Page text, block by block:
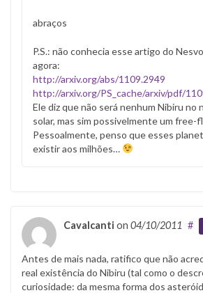
abraços
P.S.: não conhecia esse artigo do
agora:
http://arxiv.org/abs/1109.2949
http://arxiv.org/PS_cache/arxiv/pdf/
Ele diz que não será nenhum Nibiru no
solar, mas sim possivelmente um
Pessoalmente, penso que esses
existir aos milhões…
Cavalcanti on 04/10/2011 #
Antes de mais nada, ratifico que não
real existência do Nibiru (tal como o
curiosidade: da mesma forma dos